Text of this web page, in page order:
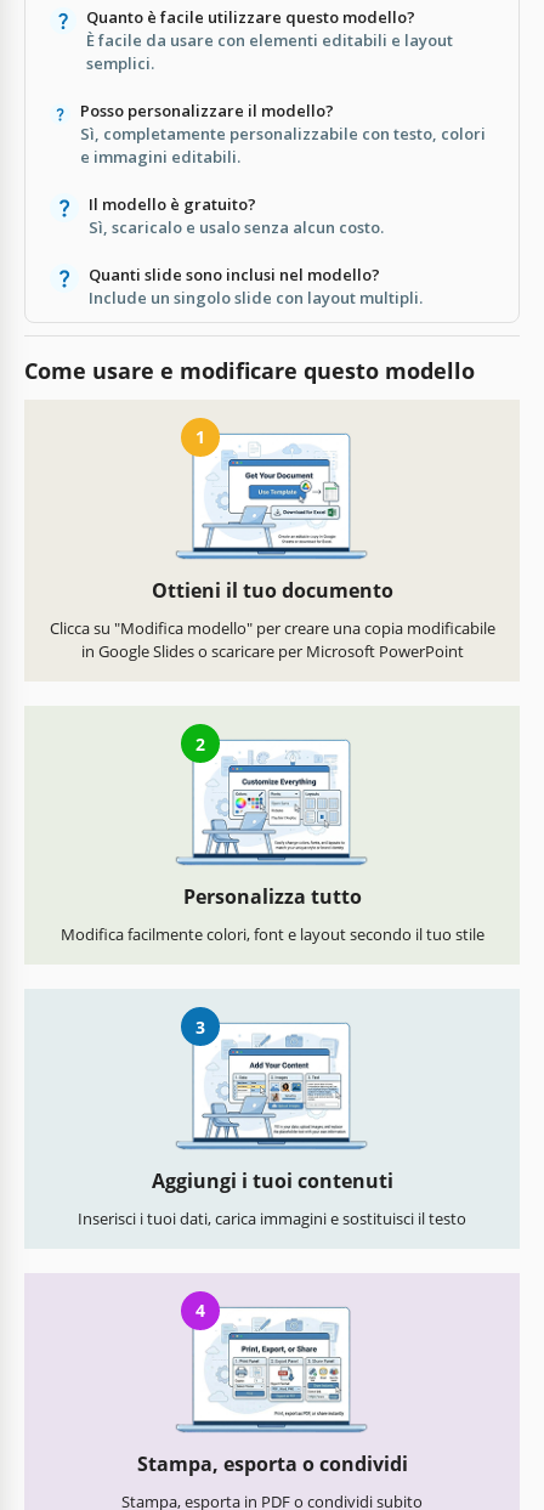
Quanto è facile utilizzare questo modello?
È facile da usare con elementi editabili e layout
semplici.
Posso personalizzare il modello?
Sì, completamente personalizzabile con testo, colori
e immagini editabili.
Il modello è gratuito?
Sì, scaricalo e usalo senza alcun costo.
Quanti slide sono inclusi nel modello?
Include un singolo slide con layout multipli.
Come usare e modificare questo modello
1
Ottieni il tuo documento
Clicca su "Modifica modello" per creare una copia modificabile
in Google Slides o scaricare per Microsoft PowerPoint
2
Personalizza tutto
Modifica facilmente colori, font e layout secondo il tuo stile
3
Aggiungi i tuoi contenuti
Inserisci i tuoi dati, carica immagini e sostituisci il testo
4
Stampa, esporta o condividi
Stampa, esporta in PDF o condividi subito